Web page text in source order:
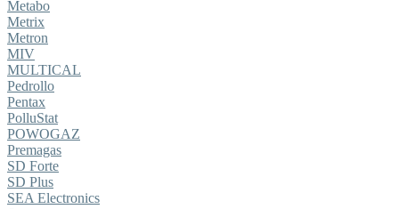
Metabo
Metrix
Metron
MIV
MULTICAL
Pedrollo
Pentax
PolluStat
POWOGAZ
Premagas
SD Forte
SD Plus
SEA Electronics